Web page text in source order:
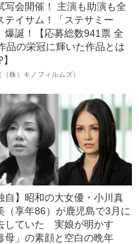
写会開催！ 主演も助演も全
テイサム！「ステサミー
爆誕！【応募総数941票 全
品の栄冠に輝いた作品とは
（株）キノフィルムズ）
自】昭和の大女優・小川真
（享年86）が鹿児島で3月に
していた 実娘が明かす
母」の素顔と空白の晩年